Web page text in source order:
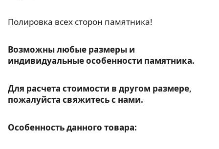
Полировка всех сторон памятника!
Возможны любые размеры и
индивидуальные особенности памятника.
Для расчета стоимости в другом размере,
пожалуйста свяжитесь с нами.
Особенность данного товара: